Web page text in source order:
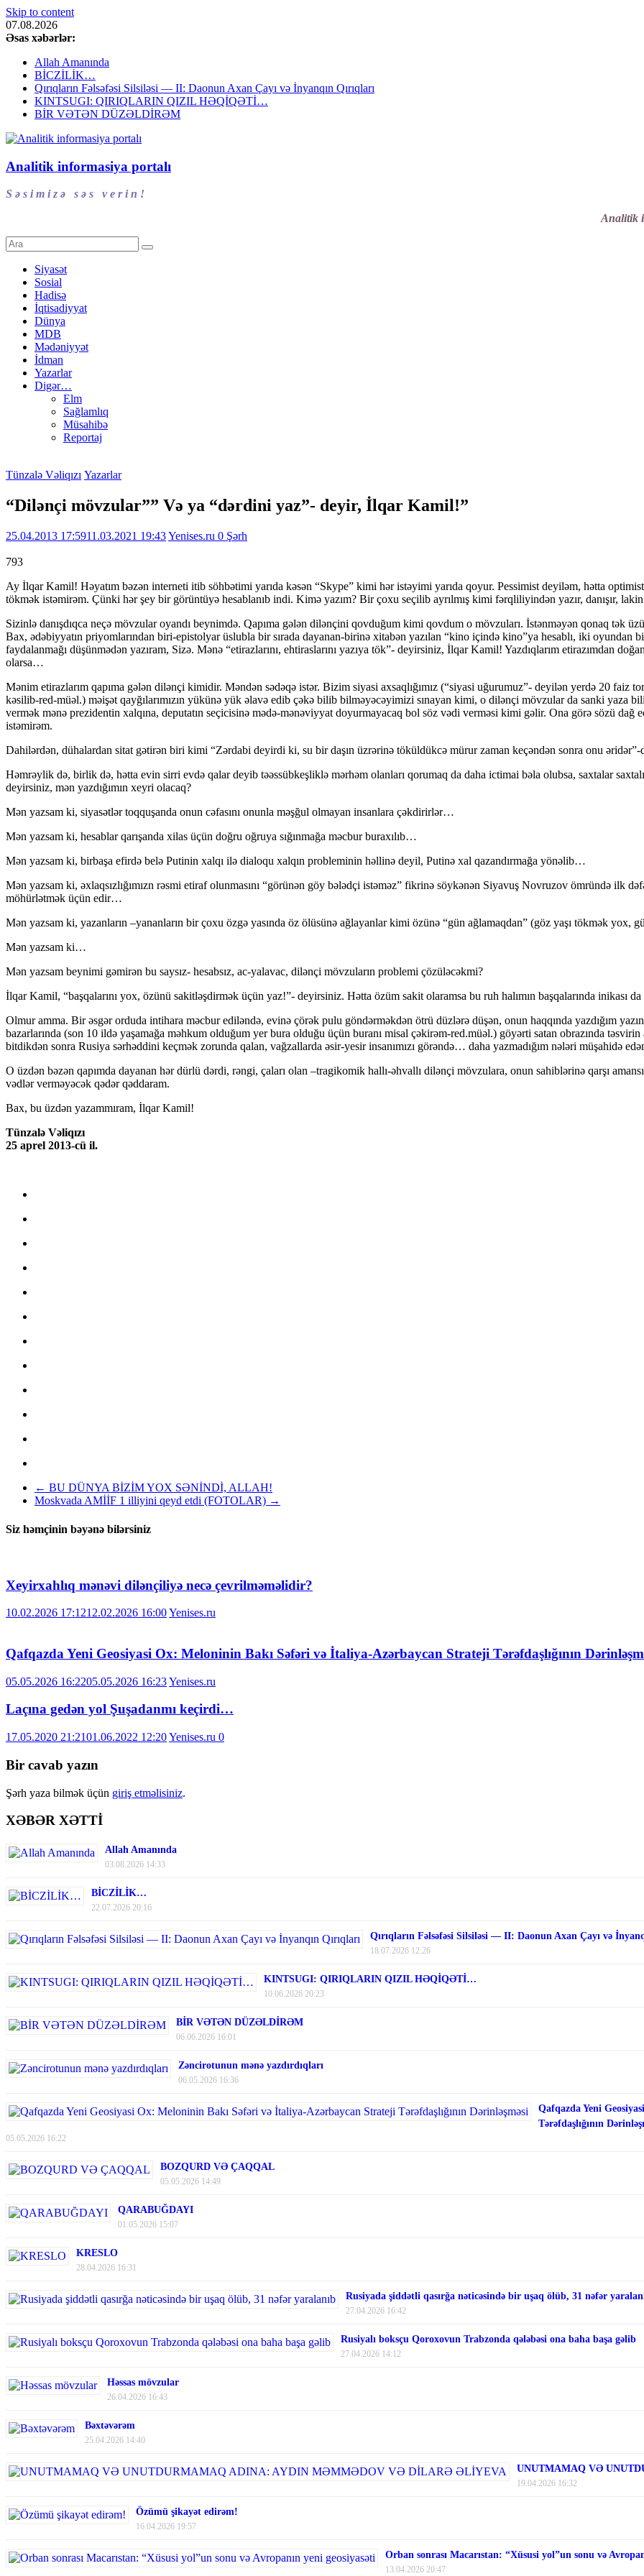
Skip to content
07.08.2026
Əsas xəbərlər:
Allah Amanında
BİCZİLİK…
Qırıqların Fəlsəfəsi Silsiləsi — II: Daonun Axan Çayı və İnyanqın Qırıqları
KINTSUGI: QIRIQLARIN QIZIL HƏQİQƏTİ…
BİR VƏTƏN DÜZƏLDİRƏM
Analitik informasiya portalı
S ə s i m i z ə s ə s v e r i n !
Analitik
Siyasət
Sosial
Hadisə
İqtisadiyyat
Dünya
MDB
Mədəniyyət
İdman
Yazarlar
Digər…
Elm
Sağlamlıq
Müsahibə
Reportaj
Tünzalə Vəliqızı Yazarlar
“Dilənçi mövzular”” Və ya “dərdini yaz”- deyir, İlqar Kamil!”
25.04.2013 17:5911.03.2021 19:43Yenises.ru 0 Şərh
793
Ay İlqar Kamil! Həyatım bəzən interneti itib söhbətimi yarıda kəsən “Skype” kimi hər istəyimi yarıda qoyur. Pessimist deyiləm, hətta
tökmək istəmirəm. Çünki hər şey bir görüntüyə hesablanıb indi. Kimə yazım? Bir çoxu seçilib ayrılmış kimi fərqliliyindən yazır, danışır,
Sizinlə danışdıqca neçə mövzular oyandı beynimdə. Qapıma gələn dilənçini qovduğum kimi qovdum o mövzuları. İstənməyən qonaq tək
Bax, ədəbiyyatın priyomlarından biri-epistolyar üslubla bir sırada dayanan-birinə xitabən yazılan “kino içində kino”ya hesablı, iki oyundan
faydalanmağı düşünmədən yazıram, Sizə. Mənə “etirazlarını, ehtiraslarını yazıya tök”- deyirsiniz, İlqar Kamil! Yazdıqlarım etirazımdan
olarsa…
Mənim etirazlarım qapıma gələn dilənçi kimidir. Məndən sədəqə istər. Bizim siyasi axsaqlığımız (“siyasi uğurumuz”- deyilən yerdə 20 faiz
kəsilib-red-müəl.) məişət qayğılarımızın yükünə yük əlavə edib çəkə bilib bilməyəcəyimizi sınayan kimi, o dilənçi mövzular da sanki yaza
vermək mənə prezidentin xalqına, deputatın seçicisinə mədə-mənəviyyat doyurmayacaq bol söz vədi verməsi kimi gəlir. Ona görə sözü
istəmirəm.
Dahilərdən, dühalardan sitat gətirən biri kimi “Zərdabi deyirdi ki, su bir daşın üzrərinə töküldükcə mürur zaman keçəndən sonra onu
Həmrəylik də, birlik də, hətta evin sirri evdə qalar deyib təəssübkeşliklə mərhəm olanları qorumaq da daha ictimai bəla olubsa, saxtalar
deyirsiniz, mən yazdığımın xeyri olacaq?
Mən yazsam ki, siyasətlər toqquşanda onun cəfasını onunla məşğul olmayan insanlara çəkdirirlər…
Mən yazsam ki, hesablar qarışanda xilas üçün doğru oğruya sığınmağa məcbur buraxılıb…
Mən yazsam ki, birbaşa efirdə belə Putinin xalqı ilə dialoqu xalqın probleminin həllinə deyil, Putinə xal qazandırmağa yönəlib…
Mən yazsam ki, əxlaqsızlığımızn rəsmi etiraf olunmasını “görünən göy bələdçi istəməz” fikrinə söykənən Siyavuş Novruzov ömründə ilk
möhürlətmək üçün edir…
Mən yazsam ki, yazanların –yananların bir çoxu özgə yasında öz ölüsünə ağlayanlar kimi özünə “gün ağlamaqdan” (göz yaşı tökmək
Mən yazsam ki…
Mən yazsam beynimi gəmirən bu saysız- hesabsız, ac-yalavac, dilənçi mövzuların problemi çözüləcəkmi?
İlqar Kamil, “başqalarını yox, özünü sakitləşdirmək üçün yaz!”- deyirsiniz. Hətta özüm sakit olaramsa bu ruh halımın başqalarında inikası
Olmur amma. Bir əsgər orduda intihara məcbur ediləndə, evinə çörək pulu göndərməkdən ötrü düzlərə düşən, onun haqqında yazdığım
bazarlarında (son 10 ildə yaşamağa məhkum olduğum yer bura olduğu üçün buranı misal çəkirəm-red.müəl.) göyərti satan obrazında
bitdikdən sonra Rusiya sərhəddini keçmək zorunda qalan, vağzallarda əsir-yesir insanımızı görəndə… daha yazmadığım nələri müşahidə
O üzdən bəzən qapımda dayanan hər dürlü dərdi, rəngi, çaları olan –tragikomik hallı-əhvallı dilənçi mövzulara, onun sahiblərinə qarşı
vədlər verməyəcək qədər qəddaram.
Bax, bu üzdən yazammıram, İlqar Kamil!
Tünzalə Vəliqızı
25 aprel 2013-cü il.
← BU DÜNYA BİZİM YOX SƏNİNDİ, ALLAH!
Moskvada AMİİF 1 illiyini qeyd etdi (FOTOLAR) →
Siz həmçinin bəyənə bilərsiniz
Xeyirxahlıq mənəvi dilənçiliyə necə çevrilməməlidir?
10.02.2026 17:1212.02.2026 16:00Yenises.ru
Qafqazda Yeni Geosiyasi Ox: Meloninin Bakı Səfəri və İtaliya-Azərbaycan Strateji Tərəfdaşlığının
05.05.2026 16:2205.05.2026 16:23Yenises.ru
Laçına gedən yol Şuşadanmı keçirdi…
17.05.2020 21:2101.06.2022 12:20Yenises.ru 0
Bir cavab yazın
Şərh yaza bilmək üçün giriş etməlisiniz.
XƏBƏR XƏTTİ
Allah Amanında
03.08.2026 14:33
BİCZİLİK…
22.07.2026 20:16
Qırıqların Fəlsəfəsi Silsiləsi — II: Daonun Axan Çayı və
18.07.2026 12:26
KINTSUGI: QIRIQLARIN QIZIL HƏQİQƏTİ…
10.06.2026 20:23
BİR VƏTƏN DÜZƏLDİRƏM
06.06.2026 16:01
Zəncirotunun mənə yazdırdıqları
06.05.2026 16:36
Qafqazda Yeni
Tərəfdaşlığının
05.05.2026 16:22
BOZQURD VƏ ÇAQQAL
05.05.2026 14:49
QARABUĞDAYI
01.05.2026 15:07
KRESLO
28.04.2026 16:31
Rusiyada şiddətli qasırğa nəticəsində bir uşaq ölüb, 31 nəfər
27.04.2026 16:42
Rusiyalı boksçu Qoroxovun Trabzonda qələbəsi ona baha başa gəlib
27.04.2026 14:12
Həssas mövzular
26.04.2026 16:43
Bəxtəvərəm
25.04.2026 14:40
UNUTMAMAQ VƏ
19.04.2026 16:32
Özümü şikayət edirəm!
16.04.2026 19:57
Orban sonrası Macarıstan: “Xüsusi yol”un sonu və
13.04.2026 20:47